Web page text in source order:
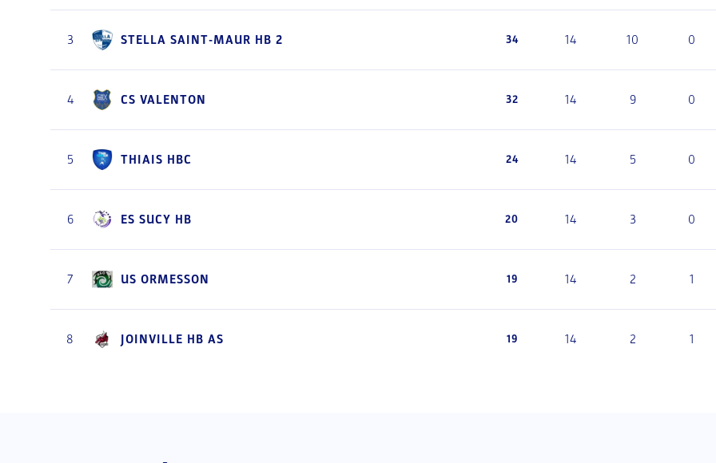
3 STELLA SAINT-MAUR HB 2 34 14 10 0
4 CS VALENTON 32 14 9 0
5 THIAIS HBC 24 14 5 0
6 ES SUCY HB 20 14 3 0
7 US ORMESSON 19 14 2 1
8 JOINVILLE HB AS 19 14 2 1